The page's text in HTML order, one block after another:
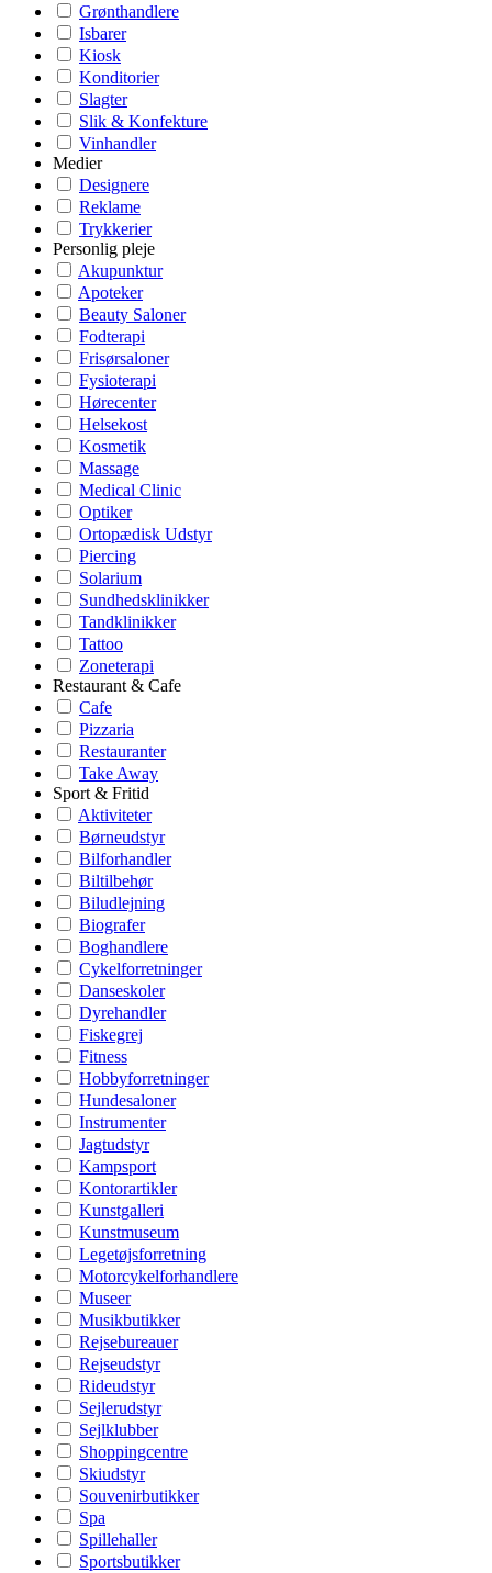
Grønthandlere
Isbarer
Kiosk
Konditorier
Slagter
Slik & Konfekture
Vinhandler
Medier
Designere
Reklame
Trykkerier
Personlig pleje
Akupunktur
Apoteker
Beauty Saloner
Fodterapi
Frisørsaloner
Fysioterapi
Hørecenter
Helsekost
Kosmetik
Massage
Medical Clinic
Optiker
Ortopædisk Udstyr
Piercing
Solarium
Sundhedsklinikker
Tandklinikker
Tattoo
Zoneterapi
Restaurant & Cafe
Cafe
Pizzaria
Restauranter
Take Away
Sport & Fritid
Aktiviteter
Børneudstyr
Bilforhandler
Biltilbehør
Biludlejning
Biografer
Boghandlere
Cykelforretninger
Danseskoler
Dyrehandler
Fiskegrej
Fitness
Hobbyforretninger
Hundesaloner
Instrumenter
Jagtudstyr
Kampsport
Kontorartikler
Kunstgalleri
Kunstmuseum
Legetøjsforretning
Motorcykelforhandlere
Museer
Musikbutikker
Rejsebureauer
Rejseudstyr
Rideudstyr
Sejlerudstyr
Sejlklubber
Shoppingcentre
Skiudstyr
Souvenirbutikker
Spa
Spillehaller
Sportsbutikker